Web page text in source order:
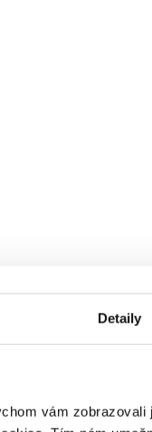
Detaily
vám